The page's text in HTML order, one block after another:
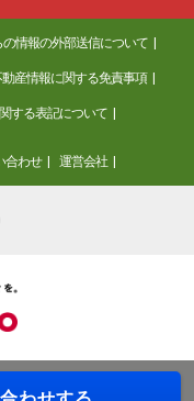
情報の外部送信について
産情報に関する免責事項
する表記について
合わせ 運営会社